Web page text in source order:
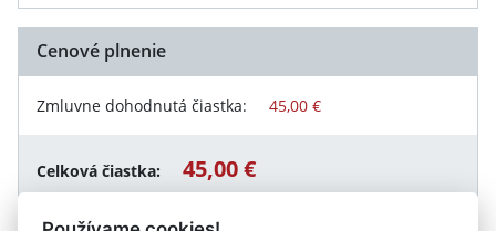
Cenové plnenie
Zmluvne dohodnutá čiastka: 45,00 €
Celková čiastka: 45,00 €